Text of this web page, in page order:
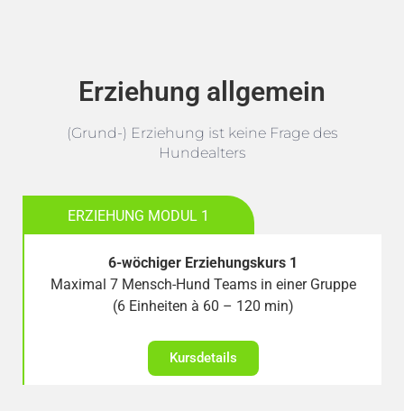
Erziehung allgemein
(Grund-) Erziehung ist keine Frage des
Hundealters
ERZIEHUNG MODUL 1
6-wöchiger Erziehungskurs 1
Maximal 7 Mensch-Hund Teams in einer Gruppe
(6 Einheiten à 60 – 120 min)
Kursdetails